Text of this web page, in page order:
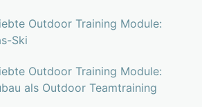
Outdoor Training Module:
Ski
Outdoor Training Module:
als Outdoor Teamtraining